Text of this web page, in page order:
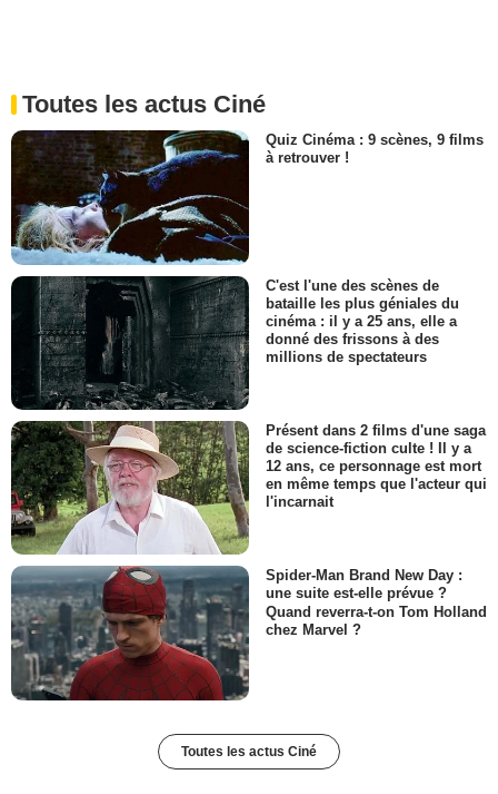
Toutes les actus Ciné
Quiz Cinéma : 9 scènes, 9 films
à retrouver !
C'est l'une des scènes de
bataille les plus géniales du
cinéma : il y a 25 ans, elle a
donné des frissons à des
millions de spectateurs
Présent dans 2 films d'une saga
de science-fiction culte ! Il y a
12 ans, ce personnage est mort
en même temps que l'acteur qui
l'incarnait
Spider-Man Brand New Day :
une suite est-elle prévue ?
Quand reverra-t-on Tom Holland
chez Marvel ?
Toutes les actus Ciné